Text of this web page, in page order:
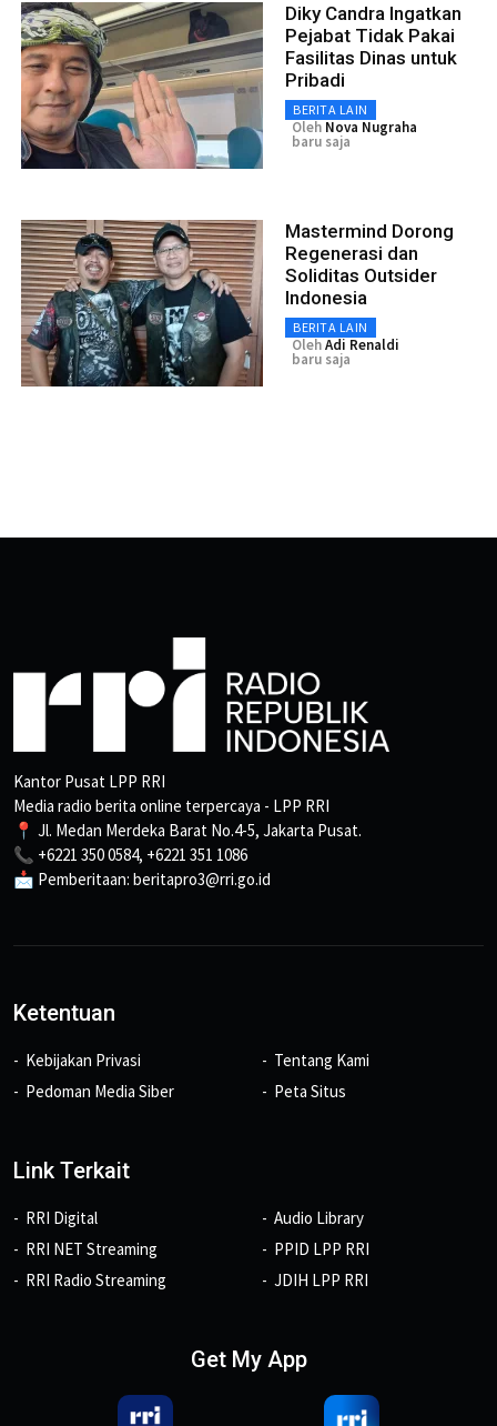
Diky Candra Ingatkan
Pejabat Tidak Pakai
Fasilitas Dinas untuk
Pribadi
BERITA LAIN
Oleh Nova Nugraha
baru saja
Mastermind Dorong
Regenerasi dan
Soliditas Outsider
Indonesia
BERITA LAIN
OlehAdi Renaldi
baru saja
Kantor Pusat LPP RRI
Media radio berita online terpercaya - LPP RRI
📍 Jl. Medan Merdeka Barat No.4-5, Jakarta Pusat.
📞 +6221 350 0584, +6221 351 1086
📩 Pemberitaan: beritapro3@rri.go.id
Ketentuan
Kebijakan Privasi
Pedoman Media Siber
Tentang Kami
Peta Situs
Link Terkait
RRI Digital
RRI NET Streaming
RRI Radio Streaming
Audio Library
PPID LPP RRI
JDIH LPP RRI
Get My App